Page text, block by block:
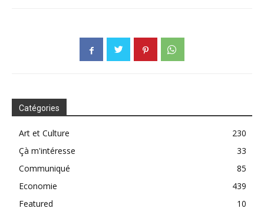
Catégories
Art et Culture
230
Çà m'intéresse
33
Communiqué
85
Economie
439
Featured
10